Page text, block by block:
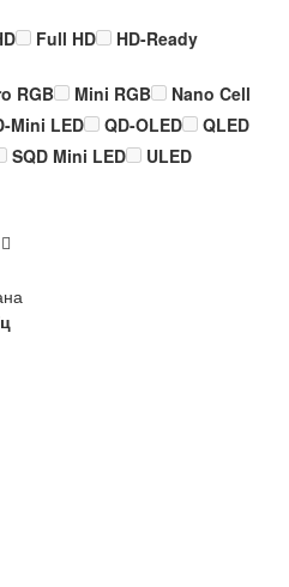
Full HD
HD-Ready
RGB Mini RGB
Nano Cell
Mini LED QD-OLED
QLED
SQD Mini LED
ULED